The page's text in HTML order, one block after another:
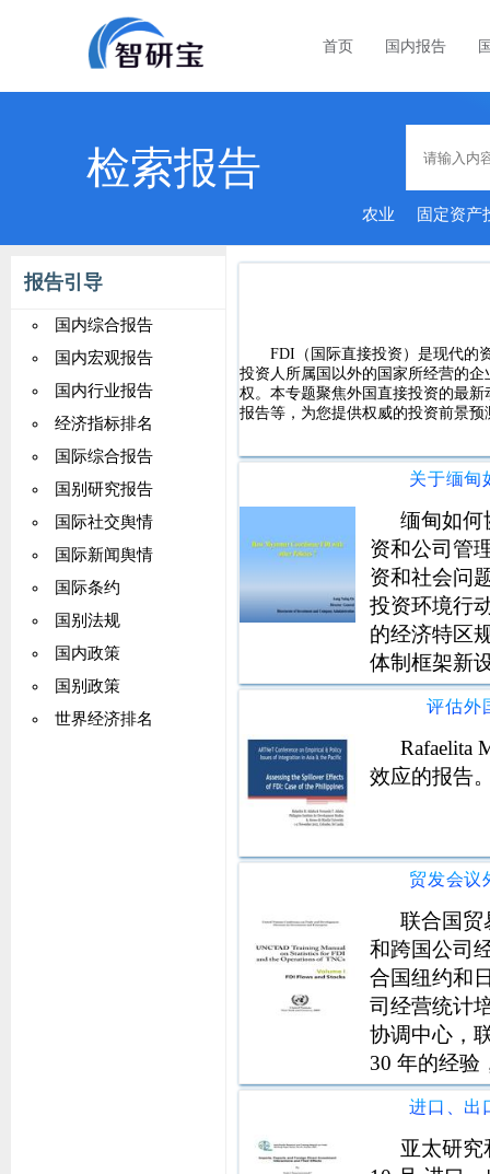
首页 国内报告
检索报告
农业 固定资产
报告引导
国内综合报告
国内宏观报告
国内行业报告
经济指标排名
国际综合报告
国别研究报告
国际社交舆情
国际新闻舆情
国际条约
国别法规
国内政策
国别政策
世界经济排名
FDI（国际直接投资）是现代的
投资人所属国以外的国家所经营的
权。本专题聚焦外国直接投资的最
报告等，为您提供权威的投资前景预
缅甸如何
资和公司管
资和社会问
投资环境行
的经济特区
体制框架新
评估外
Rafaelita
效应的报告
联合国贸
和跨国公司
合国纽约和
司经营统计
协调中心，
30 年的经验
的理解，特
协助发展中
亚太研究